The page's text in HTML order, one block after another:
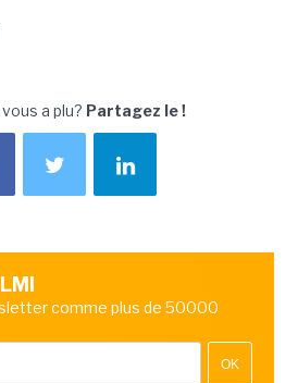
a plu? Partagez le !
comme plus de 50000
OK